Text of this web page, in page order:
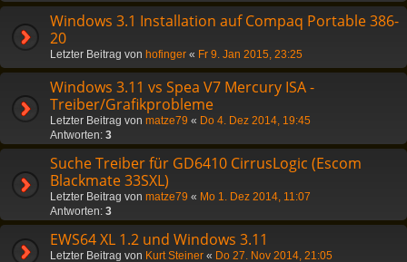
Windows 3.1 Installation auf Compaq Portable 386-
20
Letzter Beitrag von hofinger « Fr 9. Jan 2015, 23:25
Windows 3.11 vs Spea V7 Mercury ISA -
Treiber/Grafikprobleme
Letzter Beitrag von matze79 « Do 4. Dez 2014, 19:45
Antworten: 3
Suche Treiber für GD6410 CirrusLogic (Escom
Blackmate 33SXL)
Letzter Beitrag von matze79 « Mo 1. Dez 2014, 11:07
Antworten: 3
EWS64 XL 1.2 und Windows 3.11
Letzter Beitrag von Kurt Steiner « Do 27. Nov 2014, 21:05